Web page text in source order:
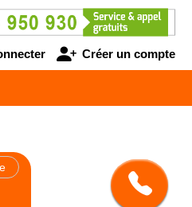
Créer un compte